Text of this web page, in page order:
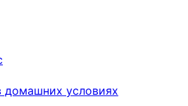
домашних условиях